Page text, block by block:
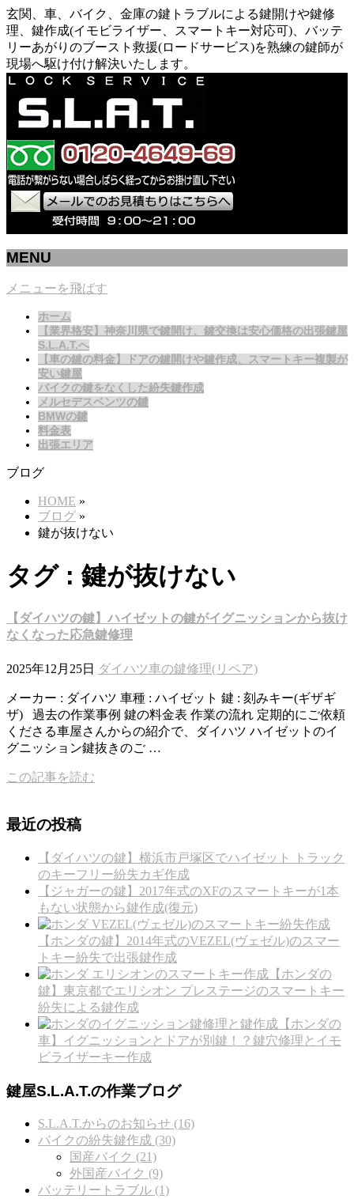
玄関、車、バイク、金庫の鍵トラブルによる鍵開けや鍵修
理、鍵作成(イモビライザー、スマートキー対応可)、バッテ
リーあがりのブースト救援(ロードサービス)を熟練の鍵師が
現場へ駆け付け解決いたします。
MENU
メニューを飛ばす
ホーム
【業界格安】神奈川県で鍵開け、鍵交換は安心価格の出張鍵屋
S.L.A.T.へ
【車の鍵の料金】ドアの鍵開けや鍵作成、スマートキー複製が
安い鍵屋
バイクの鍵をなくした紛失鍵作成
メルセデスベンツの鍵
BMWの鍵
料金表
出張エリア
ブログ
HOME »
ブログ »
鍵が抜けない
タグ : 鍵が抜けない
【ダイハツの鍵】ハイゼットの鍵がイグニッションから抜け
なくなった応急鍵修理
2025年12月25日 ダイハツ車の鍵修理(リペア)
メーカー : ダイハツ 車種 : ハイゼット 鍵 : 刻みキー(ギザギ
ザ) 過去の作業事例 鍵の料金表 作業の流れ 定期的にご依頼
くださる車屋さんからの紹介で、ダイハツ ハイゼットのイ
グニッション鍵抜きのご …
この記事を読む
最近の投稿
【ダイハツの鍵】横浜市戸塚区でハイゼット トラック
のキーフリー紛失カギ作成
【ジャガーの鍵】2017年式のXFのスマートキーが1本
もない状態から鍵作成(復元)
【ホンダの鍵】2014年式のVEZEL(ヴェゼル)のスマー
トキー紛失で出張鍵作成
【ホンダの
鍵】東京都でエリシオン プレステージのスマートキー
紛失による鍵作成
【ホンダの
車】イグニッションとドアが別鍵！？鍵穴修理とイモ
ビライザーキー作成
鍵屋S.L.A.T.の作業ブログ
S.L.A.T.からのお知らせ (16)
バイクの紛失鍵作成 (30)
国産バイク (21)
外国産バイク (9)
バッテリートラブル (1)